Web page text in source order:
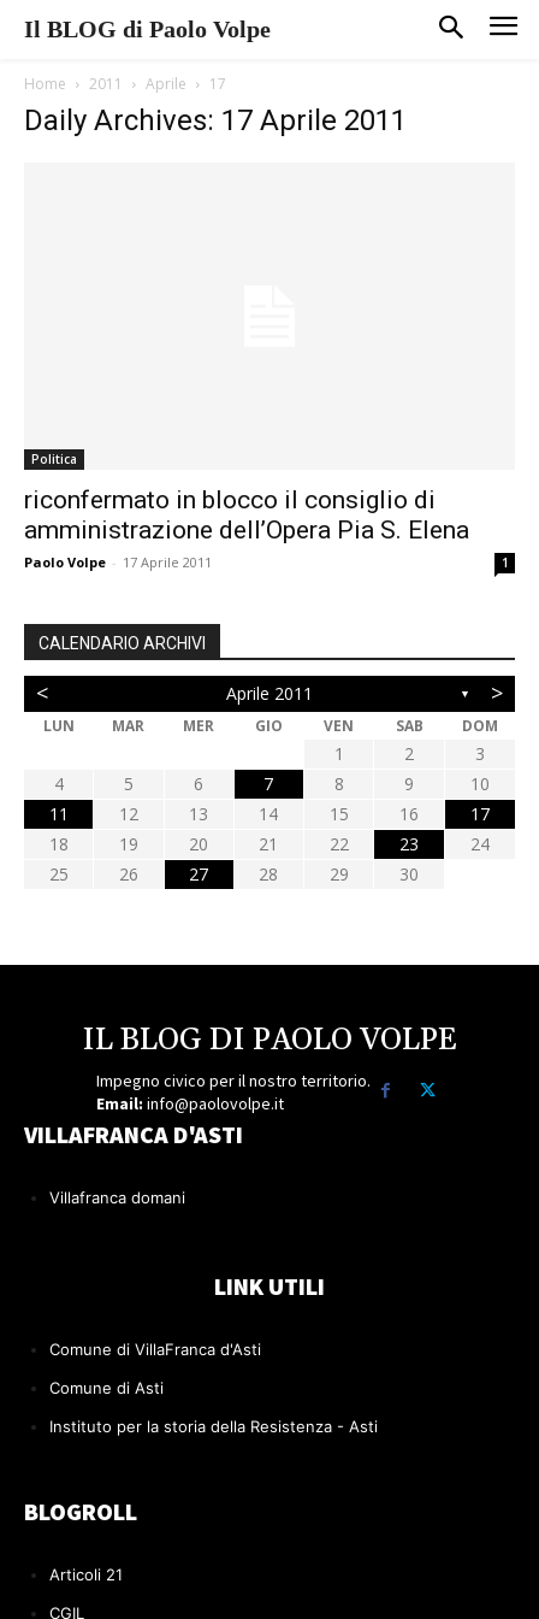
Il BLOG di Paolo Volpe
Home 2011 Aprile 17
Daily Archives: 17 Aprile 2011
Politica
riconfermato in blocco il consiglio di
amministrazione dell’Opera Pia S. Elena
Paolo Volpe - 17 Aprile 2011 1
CALENDARIO ARCHIVI
< Aprile 2011 ▼ >
LUN MAR MER GIO VEN SAB DOM
1 2
3
4
5 6 7 8 9
10
11
12 13 14 15 16
17
18
19 20 21 22 23
24
25
26 27 28 29 30
IL BLOG DI PAOLO VOLPE
Impegno civico per il nostro territorio.
Email: info@paolovolpe.it
VILLAFRANCA D'ASTI
Villafranca domani
LINK UTILI
Comune di VillaFranca d'Asti
Comune di Asti
Instituto per la storia della Resistenza - Asti
BLOGROLL
Articoli 21
CGIL